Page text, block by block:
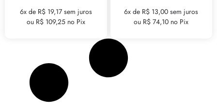
6x de R$ 19,17 sem juros
ou R$ 109,25 no Pix
6x de R$ 13,00 sem juros
ou R$ 74,10 no Pix